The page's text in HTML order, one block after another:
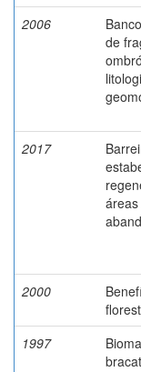
2006
de
2017
2000
1997